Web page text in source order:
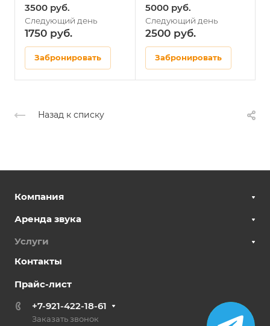
3500
1750
Забронировать
5000
2500
Забронировать
Назад к списку
Компания
Аренда звука
Услуги
Контакты
Прайс-лист
+7-921-422-18-61
Заказать звонок